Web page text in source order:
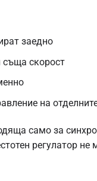
заедно
съща скорост
на
само за
регулатор